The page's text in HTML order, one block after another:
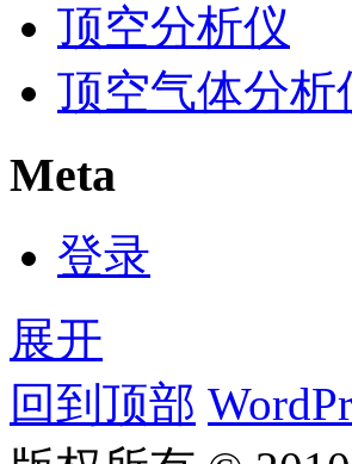
顶空分析仪
顶空气体分析
Meta
登录
展开
回到顶部